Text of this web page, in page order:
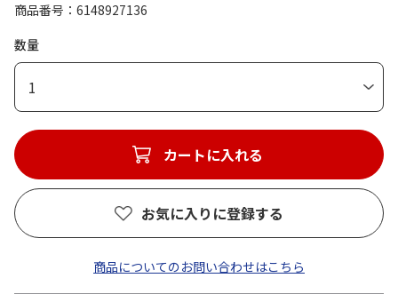
商品番号
6148927136
数量
1
カートに入れる
お気に入りに登録する
商品についてのお問い合わせはこちら